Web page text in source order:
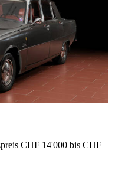
CHF 14'000 bis CHF